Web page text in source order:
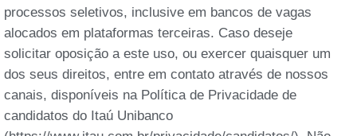
processos seletivos, inclusive em bancos de vagas
alocados em plataformas terceiras. Caso deseje
solicitar oposição a este uso, ou exercer quaisquer um
dos seus direitos, entre em contato através de nossos
canais, disponíveis na Política de Privacidade de
candidatos do Itaú Unibanco